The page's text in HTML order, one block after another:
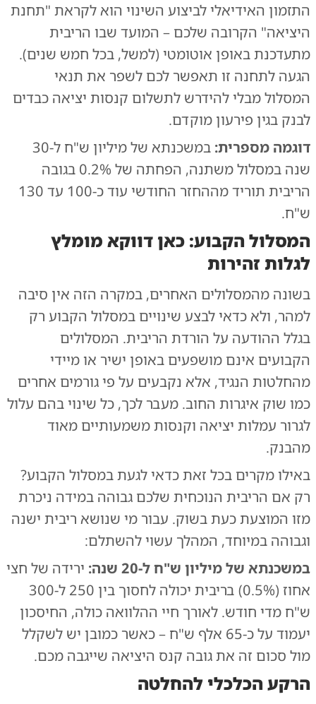
התזמון האידיאלי לביצוע השינוי הוא לקראת "תחנת
היציאה" הקרובה שלכם – המועד שבו הריבית
מתעדכנת באופן אוטומטי (למשל, בכל חמש שנים).
הגעה לתחנה זו תאפשר לכם לשפר את תנאי
המסלול מבלי להידרש לתשלום קנסות יציאה כבדים
לבנק בגין פירעון מוקדם.
דוגמה מספרית:
במשכנתא של מיליון ש"ח ל-30
שנה במסלול משתנה, הפחתה של 0.2% בגובה
הריבית תוריד מההחזר החודשי עוד כ-100 עד 130
ש"ח.
המסלול הקבוע: כאן דווקא מומלץ
לגלות זהירות
בשונה מהמסלולים האחרים, במקרה הזה אין סיבה
למהר, ולא כדאי לבצע שינויים במסלול הקבוע רק
בגלל ההודעה על הורדת הריבית. המסלולים
הקבועים אינם מושפעים באופן ישיר או מיידי
מהחלטות הנגיד, אלא נקבעים על פי גורמים אחרים
כמו שוק איגרות החוב. מעבר לכך, כל שינוי בהם עלול
לגרור עמלות יציאה וקנסות משמעותיים מאוד
מהבנק.
באילו מקרים בכל זאת כדאי לגעת במסלול הקבוע?
רק אם הריבית הנוכחית שלכם גבוהה במידה ניכרת
מזו המוצעת כעת בשוק. עבור מי שנושא ריבית ישנה
וגבוהה במיוחד, המהלך עשוי להשתלם:
במשכנתא של מיליון ש"ח ל-20 שנה:
ירידה של חצי
אחוז (0.5%) בריבית יכולה לחסוך בין 250 ל-300
ש"ח מדי חודש. לאורך חיי ההלוואה כולה, החיסכון
יעמוד על כ-65 אלף ש"ח – כאשר כמובן יש לשקלל
מול סכום זה את גובה קנס היציאה שייגבה מכם.
הרקע הכלכלי להחלטה